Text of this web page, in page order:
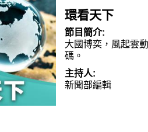
環看天下
節目簡介:
大國博奕，風起雲
碼。
主持人:
新聞部編輯